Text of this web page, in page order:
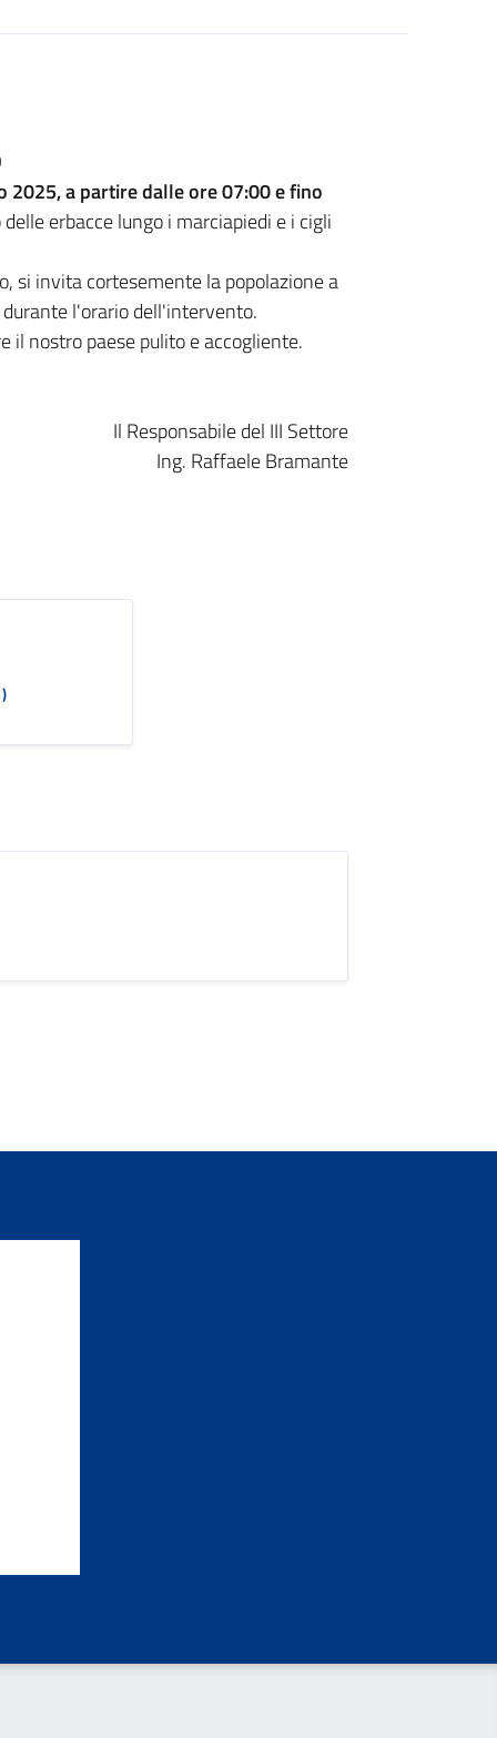
2025, a partire dalle ore 07:00 e fino
erbacce lungo i marciapiedi e i cigli
si invita cortesemente la popolazione a
l'orario dell'intervento.
nostro paese pulito e accogliente.
Il Responsabile del III Settore
Ing. Raffaele Bramante